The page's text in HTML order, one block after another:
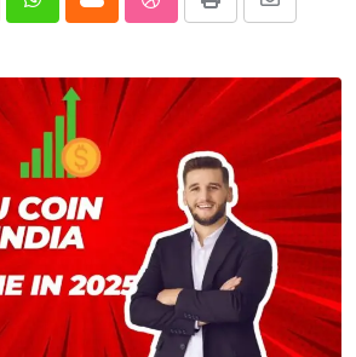
WhatsappCloud StumbleUpon
Print
Share
Email